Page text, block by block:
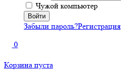
Чужой компьютер
Забыли пароль?Регистрация
0
Корзина пуста